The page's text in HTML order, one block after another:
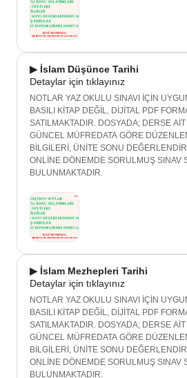
▶ İslam Düşünce Tarihi
Detaylar için tıklayınız
NOTLAR YAZ OKULU SINAVI İÇİN
BASILI KİTAP DEĞİL, DİJİTAL PDF
SATILMAKTADIR. DOSYADA; DERSE
GÜNCEL MÜFREDATA GÖRE
BİLGİLERİ, ÜNİTE SONU
ONLİNE DÖNEMDE SORULMUŞ SINAV
BULUNMAKTADIR.
▶ İslam Mezhepleri Tarihi
Detaylar için tıklayınız
NOTLAR YAZ OKULU SINAVI İÇİN
BASILI KİTAP DEĞİL, DİJİTAL PDF
SATILMAKTADIR. DOSYADA; DERSE
GÜNCEL MÜFREDATA GÖRE
BİLGİLERİ, ÜNİTE SONU
ONLİNE DÖNEMDE SORULMUŞ SINAV
BULUNMAKTADIR.